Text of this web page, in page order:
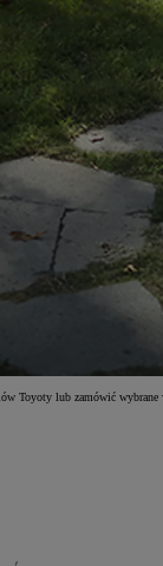
Toyoty lub zamówić